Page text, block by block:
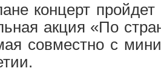
концерт
акция «По
совместно с